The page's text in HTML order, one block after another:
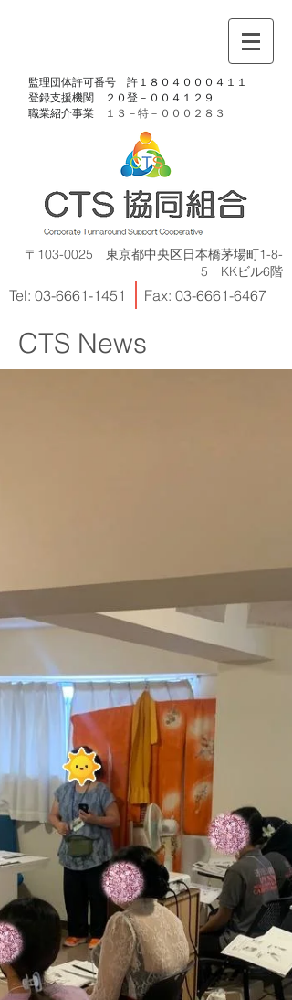
​監理団体許可番号 許１８０４０００４１１
​登録支援機関 ２０登－００４１２９
​職業紹介事業
１３－特－ ０００２８３
〒103-0025 東京都中央区日本橋茅場町1-8-
5 KKビル6階
Tel: 03-6661-1451 Fax: 03-6661-6467
CTS News